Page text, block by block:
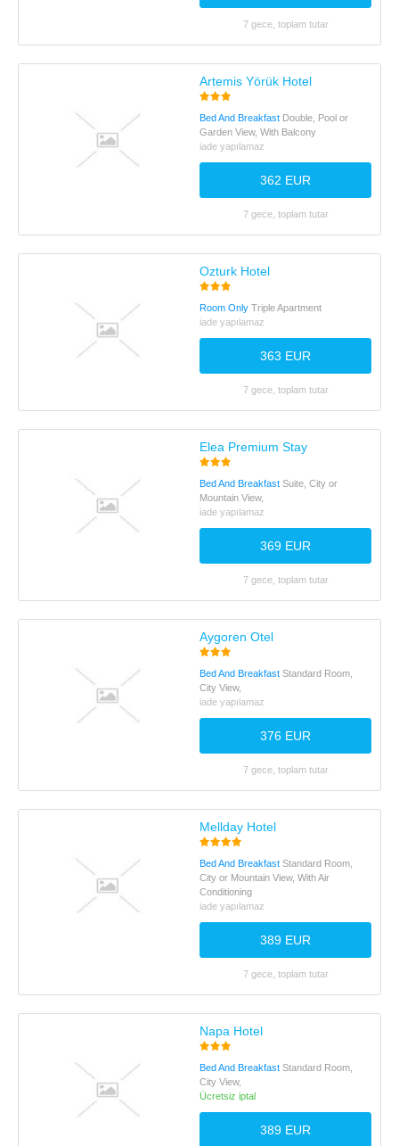
7 gece, toplam tutar
Artemis Yörük Hotel
Bed And Breakfast Double, Pool or
Garden View, With Balcony
iade yapılamaz
362 EUR
7 gece, toplam tutar
Ozturk Hotel
Room Only Triple Apartment
iade yapılamaz
363 EUR
7 gece, toplam tutar
Elea Premium Stay
Bed And Breakfast Suite, City or
Mountain View,
iade yapılamaz
369 EUR
7 gece, toplam tutar
Aygoren Otel
Bed And Breakfast Standard Room,
City View,
iade yapılamaz
376 EUR
7 gece, toplam tutar
Mellday Hotel
Bed And Breakfast Standard Room,
City or Mountain View, With Air
Conditioning
iade yapılamaz
389 EUR
7 gece, toplam tutar
Napa Hotel
Bed And Breakfast Standard Room,
City View,
Ücretsiz iptal
389 EUR